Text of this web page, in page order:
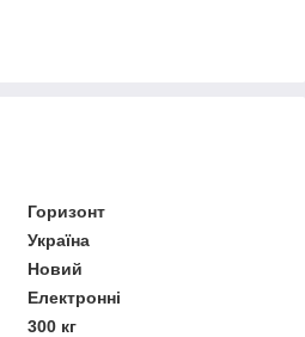
Горизонт
Україна
Новий
Електронні
300 кг